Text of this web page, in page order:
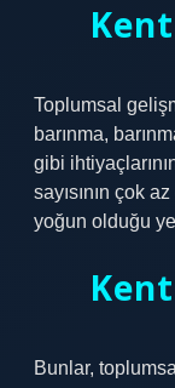
Toplumsal
barınma,
gibi
sayısının çok
yoğun olduğu
Bunlar,